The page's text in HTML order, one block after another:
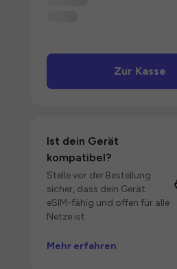
Zur Kasse
Ist dein Gerät
kompatibel?
Stelle vor der Bestellung
sicher, dass dein Gerät
eSIM-fähig und offen für alle
Netze ist.
Mehr erfahren